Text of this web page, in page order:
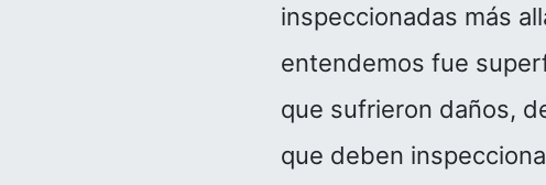
inspeccionadas más
entendemos fue
que sufrieron daños,
que deben